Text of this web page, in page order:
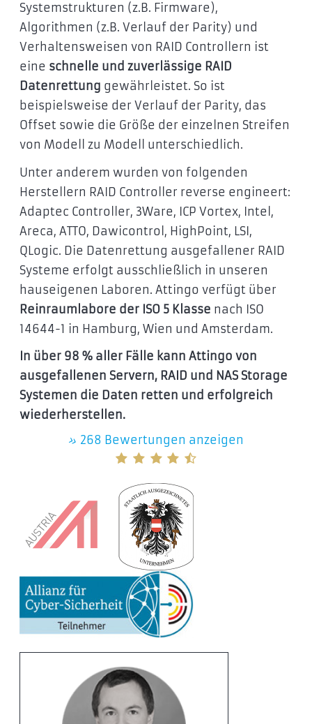
Systemstrukturen (z.B. Firmware),
Algorithmen (z.B. Verlauf der Parity) und
Verhaltensweisen von RAID Controllern ist
eine schnelle und zuverlässige RAID
Datenrettung gewährleistet. So ist
beispielsweise der Verlauf der Parity, das
Offset sowie die Größe der einzelnen Streifen
von Modell zu Modell unterschiedlich.
Unter anderem wurden von folgenden
Herstellern RAID Controller reverse engineert:
Adaptec Controller, 3Ware, ICP Vortex, Intel,
Areca, ATTO, Dawicontrol, HighPoint, LSI,
QLogic. Die Datenrettung ausgefallener RAID
Systeme erfolgt ausschließlich in unseren
hauseigenen Laboren. Attingo verfügt über
Reinraumlabore der ISO 5 Klasse nach ISO
14644-1 in Hamburg, Wien und Amsterdam.
In über 98 % aller Fälle kann Attingo von
ausgefallenen Servern, RAID und NAS Storage
Systemen die Daten retten und erfolgreich
wiederherstellen.
» 268 Bewertungen anzeigen